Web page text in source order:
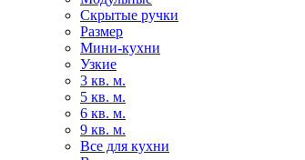
Скрытые ручки
Размер
Мини-кухни
Узкие
3 кв. м.
5 кв. м.
6 кв. м.
9 кв. м.
Все для кухни